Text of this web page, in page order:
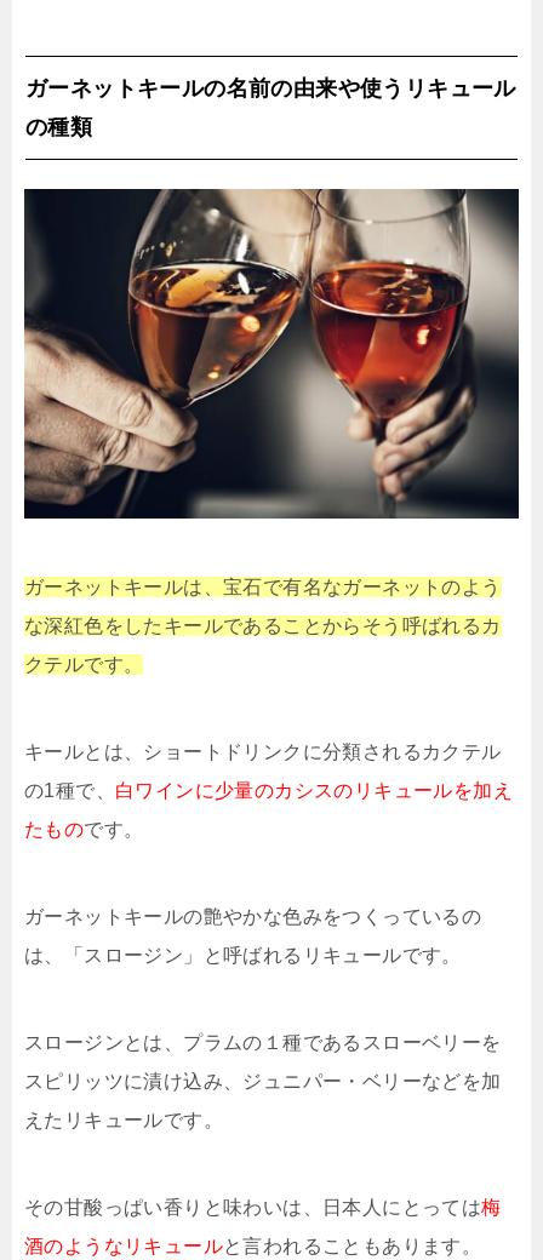
ガーネットキールの名前の由来や使うリキュール
の種類
ガーネットキールは、宝石で有名なガーネットのよう
な深紅色をしたキールであることからそう呼ばれるカ
クテルです。
キールとは、ショートドリンクに分類されるカクテル
の1種で、 白ワインに少量のカシスのリキュールを加え
たものです。
ガーネットキールの艶やかな色みをつくっているの
は、「スロージン」と呼ばれるリキュールです。
スロージンとは、プラムの１種であるスローベリーを
スピリッツに漬け込み、ジュニパー・ベリーなどを加
えたリキュールです。
その甘酸っぱい香りと味わいは、日本人にとっては梅
酒のようなリキュールと言われることもあります。